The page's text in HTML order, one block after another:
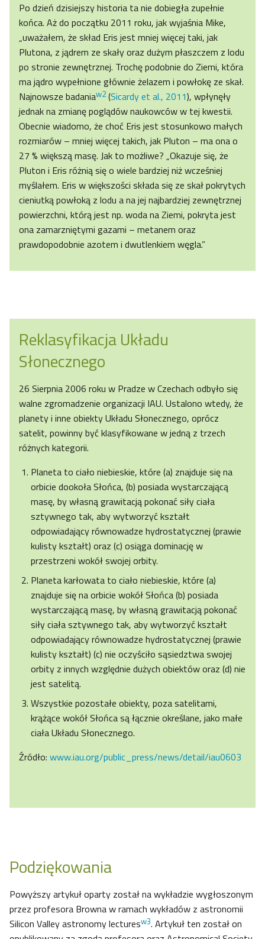
Po dzień dzisiejszy historia ta nie dobiegła zupełnie
końca. Aż do początku 2011 roku, jak wyjaśnia Mike,
„uważałem, że skład Eris jest mniej więcej taki, jak
Plutona, z jądrem ze skały oraz dużym płaszczem z lodu
po stronie zewnętrznej. Trochę podobnie do Ziemi, która
ma jądro wypełnione głównie żelazem i powłokę ze skał.
Najnowsze badaniaw2(Sicardy et al., 2011), wpłynęły
jednak na zmianę poglądów naukowców w tej kwestii.
Obecnie wiadomo, że choć Eris jest stosunkowo małych
rozmiarów – mniej więcej takich, jak Pluton – ma ona o
27 % większą masę. Jak to możliwe? „Okazuje się, że
Pluton i Eris różnią się o wiele bardziej niż wcześniej
myślałem. Eris w większości składa się ze skał pokrytych
cieniutką powłoką z lodu a na jej najbardziej zewnętrznej
powierzchni, którą jest np. woda na Ziemi, pokryta jest
ona zamarzniętymi gazami – metanem oraz
prawdopodobnie azotem i dwutlenkiem węgla.”
Reklasyfikacja Układu
Słonecznego
26 Sierpnia 2006 roku w Pradze w Czechach odbyło się
walne zgromadzenie organizacji IAU. Ustalono wtedy, że
planety i inne obiekty Układu Słonecznego, oprócz
satelit, powinny być klasyfikowane w jedną z trzech
różnych kategorii.
Planeta to ciało niebieskie, które (a) znajduje się na
orbicie dookoła Słońca, (b) posiada wystarczającą
masę, by własną grawitacją pokonać siły ciała
sztywnego tak, aby wytworzyć kształt
odpowiadający równowadze hydrostatycznej (prawie
kulisty kształt) oraz (c) osiąga dominację w
przestrzeni wokół swojej orbity.
Planeta karłowata to ciało niebieskie, które (a)
znajduje się na orbicie wokół Słońca (b) posiada
wystarczającą masę, by własną grawitacją pokonać
siły ciała sztywnego tak, aby wytworzyć kształt
odpowiadający równowadze hydrostatycznej (prawie
kulisty kształt) (c) nie oczyściło sąsiedztwa swojej
orbity z innych względnie dużych obiektów oraz (d) nie
jest satelitą.
Wszystkie pozostałe obiekty, poza satelitami,
krążące wokół Słońca są łącznie określane, jako małe
ciała Układu Słonecznego.
Źródło: www.iau.org/public_press/news/detail/iau0603
Podziękowania
Powyższy artykuł oparty został na wykładzie wygłoszonym
przez profesora Browna w ramach wykładów z astronomii
Silicon Valley astronomy lecturesw3. Artykuł ten został on